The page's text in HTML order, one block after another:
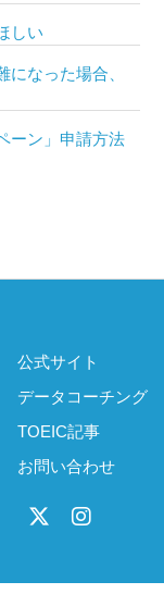
しい
なった場合、
ーン」申請方法
公式サイト
データコーチング
TOEIC記事
お問い合わせ